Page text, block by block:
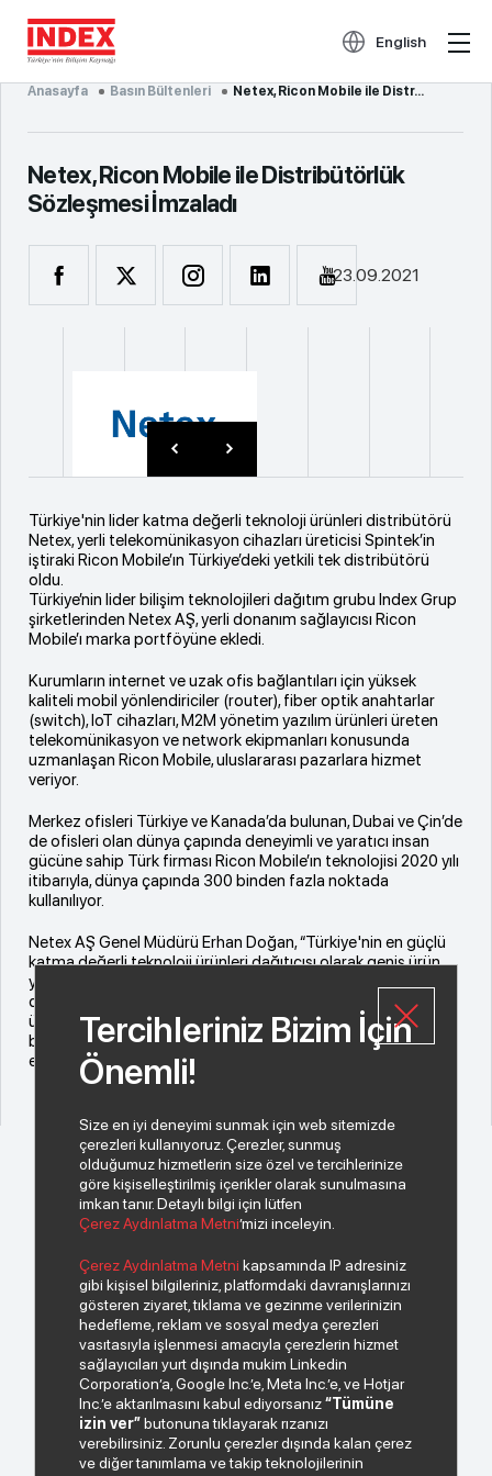
English
Anasayfa Basın Bültenleri Netex, Ricon Mobile ile Distr...
Netex, Ricon Mobile ile Distribütörlük
Sözleşmesi İmzaladı
23.09.2021
Türkiye'nin lider katma değerli teknoloji ürünleri distribütörü
Netex, yerli telekomünikasyon cihazları üreticisi Spintek’in
iştiraki Ricon Mobile’ın Türkiye’deki yetkili tek distribütörü
oldu.
Türkiye’nin lider bilişim teknolojileri dağıtım grubu Index Grup
şirketlerinden Netex AŞ, yerli donanım sağlayıcısı Ricon
Mobile’ı marka portföyüne ekledi.
Kurumların internet ve uzak ofis bağlantıları için yüksek
kaliteli mobil yönlendiriciler (router), fiber optik anahtarlar
(switch), IoT cihazları, M2M yönetim yazılım ürünleri üreten
telekomünikasyon ve network ekipmanları konusunda
uzmanlaşan Ricon Mobile, uluslararası pazarlara hizmet
veriyor.
Merkez ofisleri Türkiye ve Kanada’da bulunan, Dubai ve Çin’de
de ofisleri olan dünya çapında deneyimli ve yaratıcı insan
gücüne sahip Türk firması Ricon Mobile’ın teknolojisi 2020 yılı
itibarıyla, dünya çapında 300 binden fazla noktada
kullanılıyor.
Netex AŞ Genel Müdürü Erhan Doğan, “Türkiye'nin en güçlü
katma değerli teknoloji ürünleri dağıtıcısı olarak geniş ürün
yelpazemize Ricon Mobile’ı da dahil etmekten mutluluk
duyuyoruz. Yerli ürünlerini, 2002 yılından beri 25’ten fazla
ülkede, dünyanın en büyük uluslararası operatörlerine sunan
bu değerli firmayla gücümüze güç katmaya devam
edeceğiz” dedi.
Bizden haberiniz olsun.
Tercihleriniz Bizim İçin
Önemli!
Size en iyi deneyimi sunmak için web sitemizde
çerezleri kullanıyoruz. Çerezler, sunmuş
olduğumuz hizmetlerin size özel ve tercihlerinize
göre kişiselleştirilmiş içerikler olarak sunulmasına
imkan tanır. Detaylı bilgi için lütfen
Çerez Aydınlatma Metni’mizi inceleyin.
Çerez Aydınlatma Metni kapsamında IP adresiniz
gibi kişisel bilgileriniz, platformdaki davranışlarınızı
gösteren ziyaret, tıklama ve gezinme verilerinizin
hedefleme, reklam ve sosyal medya çerezleri
vasıtasıyla işlenmesi amacıyla çerezlerin hizmet
sağlayıcıları yurt dışında mukim Linkedin
Corporation’a, Google Inc.’e, Meta Inc.’e, ve Hotjar
Inc.’e aktarılmasını kabul ediyorsanız“Tümüne
izin ver”butonuna tıklayarak rızanızı
verebilirsiniz. Zorunlu çerezler dışında kalan çerez
ve diğer tanımlama ve takip teknolojilerinin